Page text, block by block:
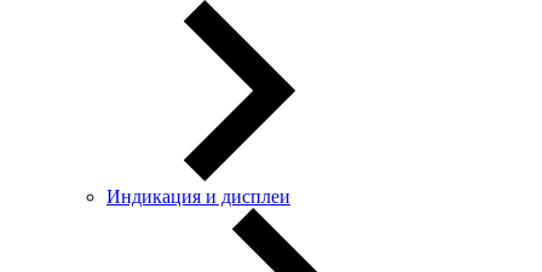
Индикация и дисплеи